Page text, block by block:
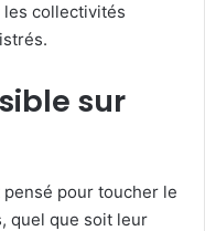
les collectivités
sur
pour toucher le
quel que soit leur